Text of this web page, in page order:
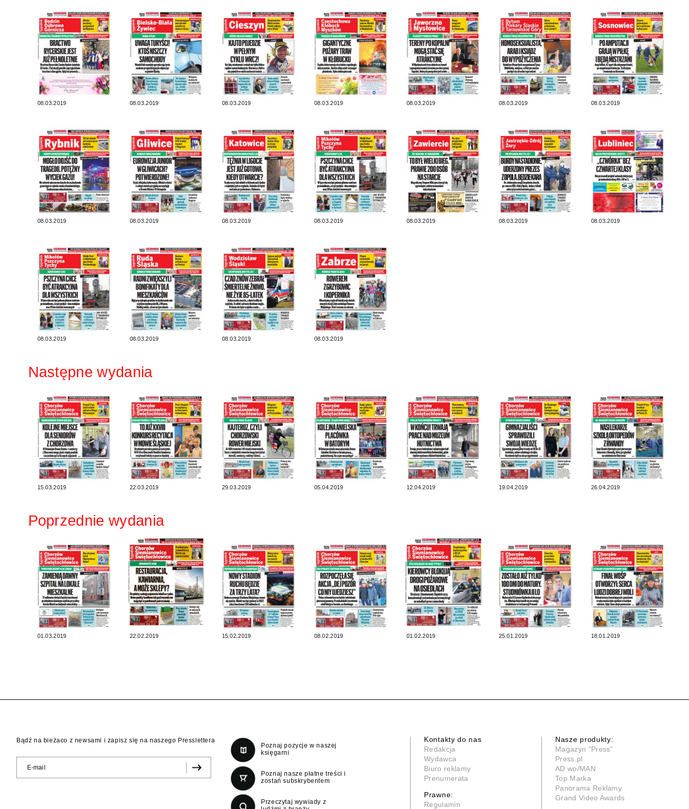
08.03.2019 08.03.2019 08.03.2019 08.03.2019 08.03.2019 08.03.2019 08.03.2019
08.03.2019 08.03.2019 08.03.2019 08.03.2019 08.03.2019 08.03.2019 08.03.2019
08.03.2019 08.03.2019 08.03.2019 08.03.2019
Następne wydania
15.03.2019 22.03.2019 29.03.2019 05.04.2019 12.04.2019 19.04.2019 26.04.2019
Poprzednie wydania
01.03.2019 22.02.2019 15.02.2019 08.02.2019 01.02.2019 25.01.2019 18.01.2019
Bądź na bieżaco z newsami i zapisz się na naszego Presslettera
Poznaj pozycje w naszej
księgarni
Poznaj nasze płatne treści i
zostań subskrybentem
Przeczytaj wywiady z
Kontakty do nas
Redakcja
Wydawca
Biuro reklamy
Prenumerata
Prawne:
Regulamin
Nasze produkty:
Magazyn "Press"
Press.pl
AD wo/MAN
Top Marka
Panorama Reklamy
Grand Video Awards